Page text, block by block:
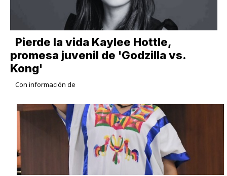
Pierde la vida Kaylee Hottle,
promesa juvenil de 'Godzilla vs.
Kong'
Con información de